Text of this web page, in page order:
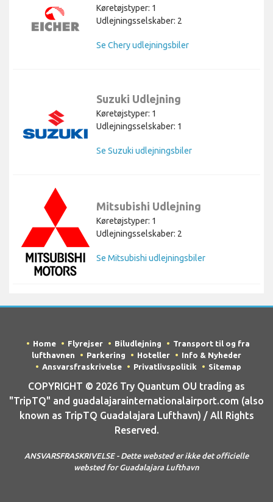
Køretøjstyper: 1
Udlejningsselskaber: 2
Se Chery udlejningsbiler
Suzuki Udlejning
Køretøjstyper: 1
Udlejningsselskaber: 1
Se Suzuki udlejningsbiler
Mitsubishi Udlejning
Køretøjstyper: 1
Udlejningsselskaber: 2
Se Mitsubishi udlejningsbiler
Home Flyrejser Biludlejning
Transport til og fra
lufthavnen
Parkering Hoteller
Info & Nyheder
Ansvarsfraskrivelse
Privatlivspolitik Sitemap
COPYRIGHT © 2026 Try Quantum OU trading as
"TripTQ" and guadalajarainternationalairport.com (also
known as TripTQ Guadalajara Lufthavn) / All Rights
Reserved.
ANSVARSFRASKRIVELSE - Dette websted er ikke det officielle
websted for Guadalajara Lufthavn